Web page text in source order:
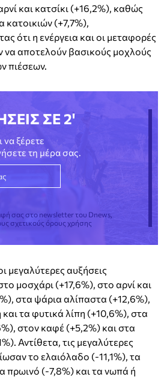
και κατσίκι (+16,2%), καθώς
κατοικιών (+7,7%),
ότι η ενέργεια και οι μεταφορές
να αποτελούν βασικούς μοχλούς
πιέσεων.
ΣΕ 2'
ξέρετε
τη μέρα σας.
σας στο newsletter του Dnews,
σχετικούς όρους χρήσης
μεγαλύτερες αυξήσεις
μοσχάρι (+17,6%), στο αρνί και
στα ψάρια αλίπαστα (+12,6%),
τα φυτικά λίπη (+10,6%), στα
στον καφέ (+5,2%) και στα
Αντίθετα, τις μεγαλύτερες
το ελαιόλαδο (-11,1%), τα
πρωινό (-7,8%) και τα νωπά ή